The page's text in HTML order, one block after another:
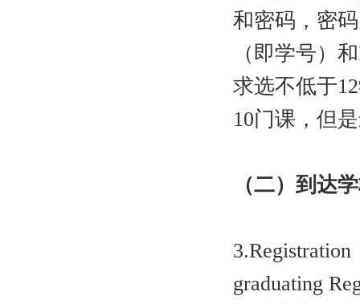
和密码，密
（即学号）
求选不低于
10门课，但
（二）到达
graduating